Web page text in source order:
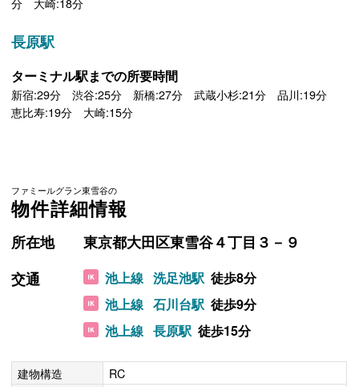
分 大崎:18分
長原駅
ターミナル駅までの所要時間
新宿:29分 渋谷:25分 新橋:27分 武蔵小杉:21分 品川:19分
恵比寿:19分 大崎:15分
ファミールグラン東雪谷の
物件詳細情報
所在地
東京都大田区東雪谷４丁目３－９
交通
池上線 洗足池駅 徒歩8分
池上線 石川台駅 徒歩9分
池上線 長原駅 徒歩15分
建物構造
RC